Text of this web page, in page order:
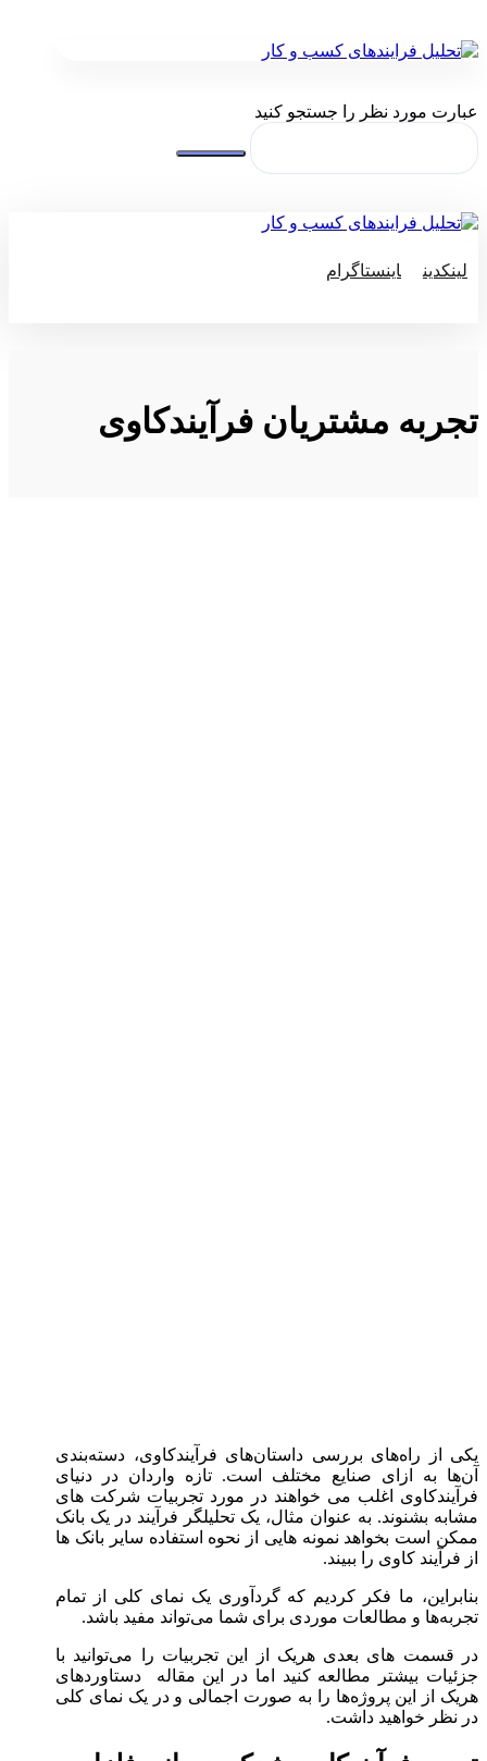
عبارت مورد نظر را جستجو کنید
لینکدین
اینستاگرام
تجربه مشتریان فرآیند‌کاوی
یکی از راه‌های بررسی داستان‌های فرآیندکاوی، دسته‌بندی
آن‌ها به ازای صنایع مختلف است. تازه واردان در دنیای
فرآیند‌کاوی اغلب می خواهند در مورد تجربیات شرکت های
مشابه بشنوند. به عنوان مثال، یک تحلیلگر فرآیند در یک بانک
ممکن است بخواهد نمونه هایی از نحوه استفاده سایر بانک ها
از فرآیند کاوی را ببیند.
بنابراین، ما فکر کردیم که گردآوری یک نمای کلی از تمام
تجربه‌ها و مطالعات موردی برای شما می‌تواند مفید باشد.
در قسمت ‌های بعدی هریک از این تجربیات را می‌توانید با
جزئیات بیشتر مطالعه کنید اما در این مقاله دستاورد‌های
هریک از این پروژه‌ها را به صورت اجمالی و در یک نمای کلی
در نظر خواهید داشت.